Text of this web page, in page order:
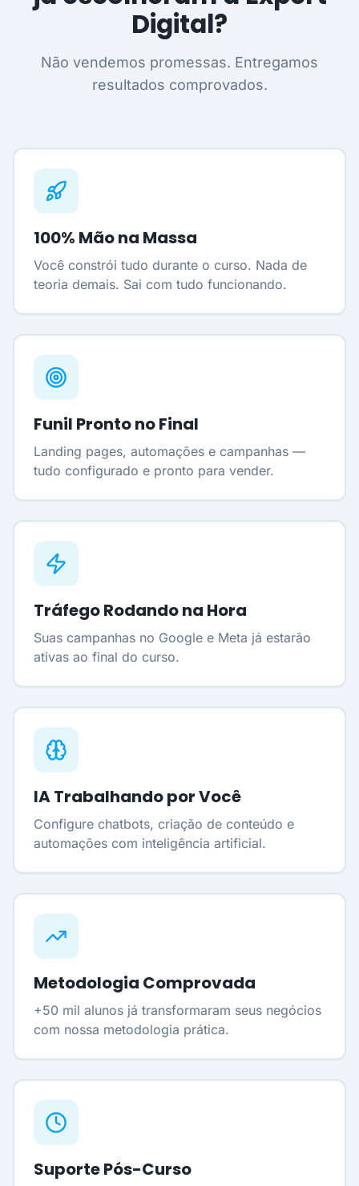
Digital?
Não vendemos promessas. Entregamos
resultados comprovados.
100% Mão na Massa
Você constrói tudo durante o curso. Nada de
teoria demais. Sai com tudo funcionando.
Funil Pronto no Final
Landing pages, automações e campanhas —
tudo configurado e pronto para vender.
Tráfego Rodando na Hora
Suas campanhas no Google e Meta já estarão
ativas ao final do curso.
IA Trabalhando por Você
Configure chatbots, criação de conteúdo e
automações com inteligência artificial.
Metodologia Comprovada
+50 mil alunos já transformaram seus negócios
com nossa metodologia prática.
Suporte Pós-Curso